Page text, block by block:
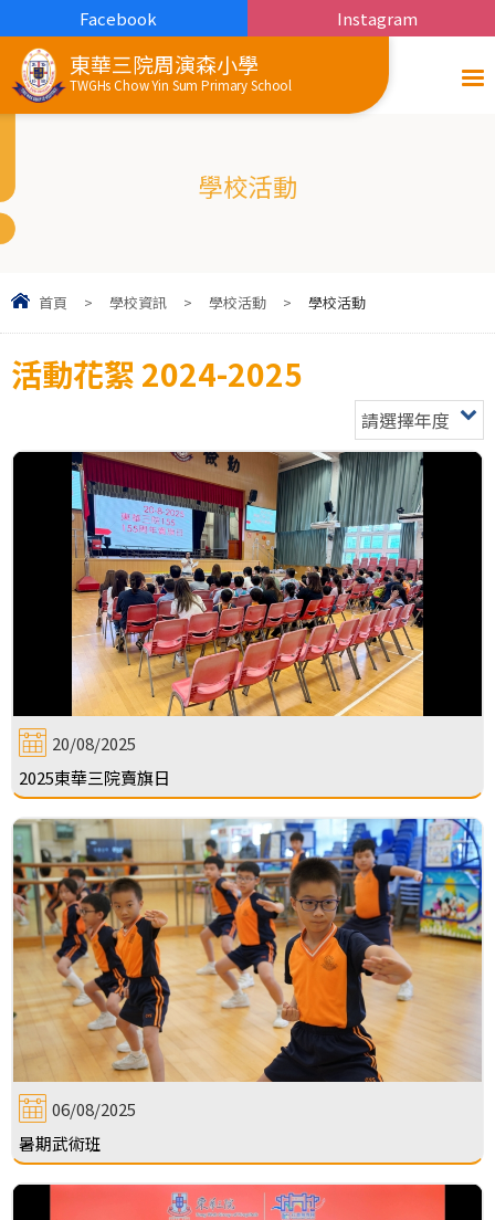
東華三院周演森小學
TWGHs Chow Yin Sum Primary School
Facebook Instagram
學校活動
首頁 > 學校資訊 > 學校活動 > 學校活動
活動花絮 2024-2025
請選擇年度
20/08/2025
2025東華三院賣旗日
06/08/2025
暑期武術班